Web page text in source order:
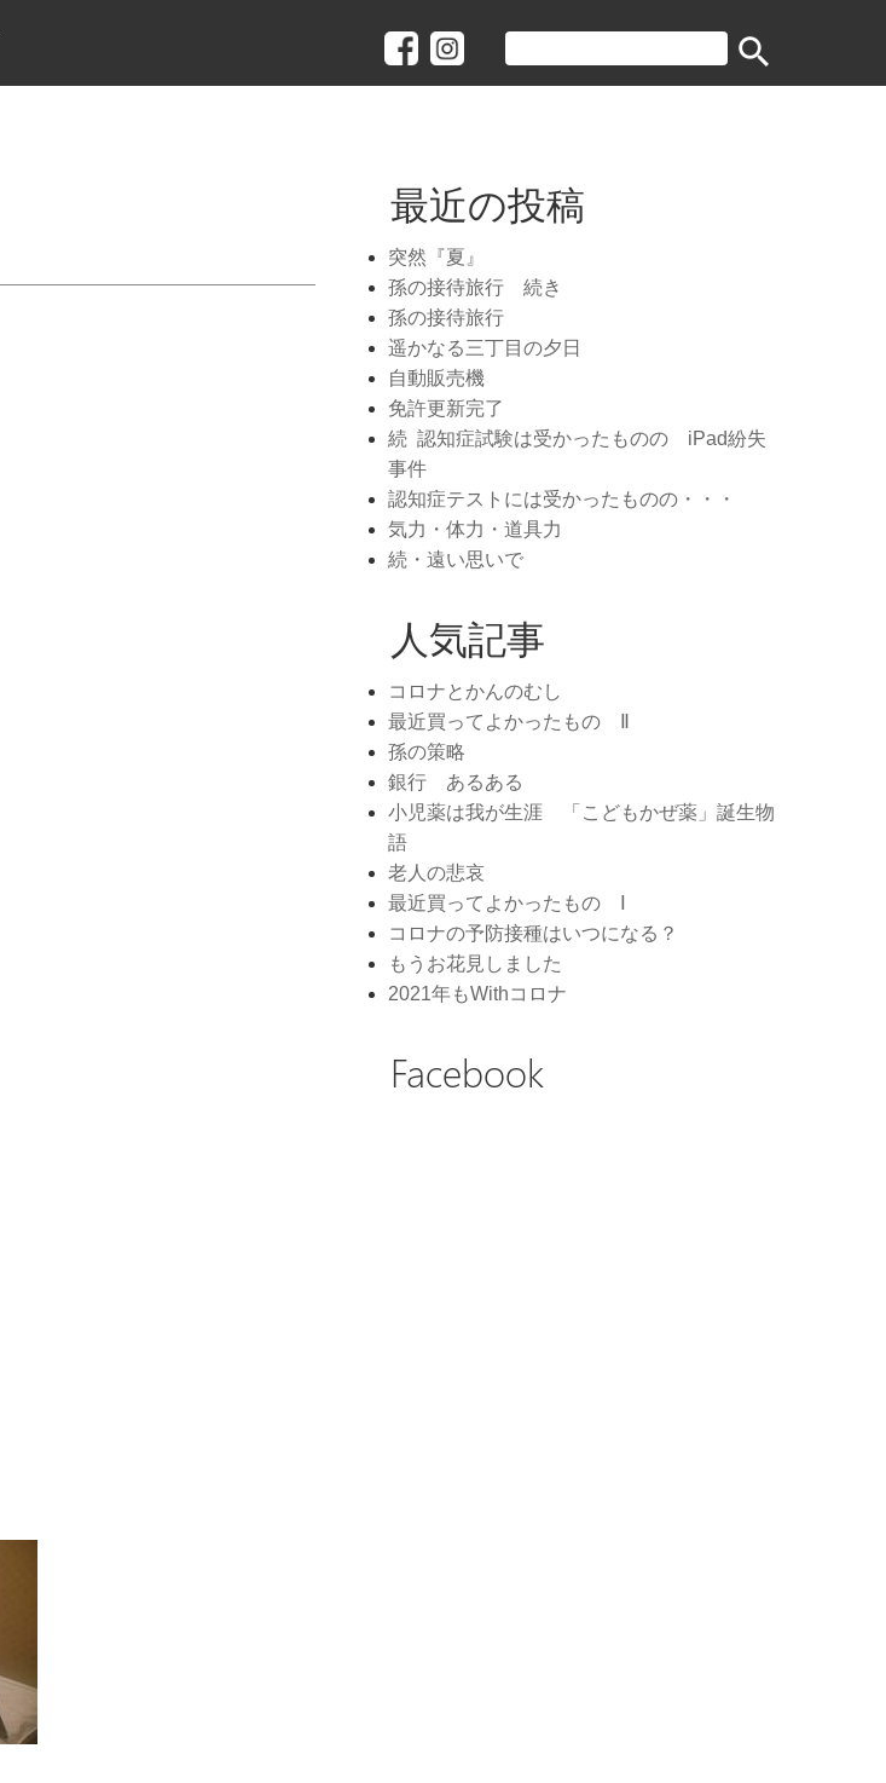
search
最近の投稿
突然『夏』
孫の接待旅行 続き
孫の接待旅行
遥かなる三丁目の夕日
自動販売機
免許更新完了
続 認知症試験は受かったものの iPad紛失
事件
認知症テストには受かったものの・・・
気力・体力・道具力
続・遠い思いで
人気記事
コロナとかんのむし
最近買ってよかったもの Ⅱ
孫の策略
銀行 あるある
小児薬は我が生涯 「こどもかぜ薬」誕生物
語
老人の悲哀
最近買ってよかったもの Ⅰ
コロナの予防接種はいつになる？
もうお花見しました
2021年もWithコロナ
Facebook